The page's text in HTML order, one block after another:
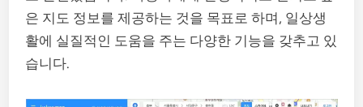
은 지도 정보를 제공하는 것을 목표로 하며, 일상생
활에 실질적인 도움을 주는 다양한 기능을 갖추고 있
습니다.